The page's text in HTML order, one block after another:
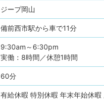
ジープ岡山
備前西市駅から車で11分
9:30am～6:30pm
実働：8時間／休憩1時間
60分
有給休暇 特別休暇 年末年始休暇